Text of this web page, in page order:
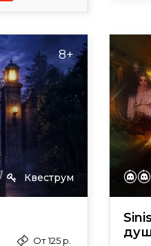
8+
Квеструм
От 125 р.